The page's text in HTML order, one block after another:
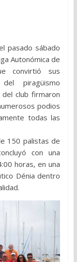
pasado sábado
Autonómica de
convirtió sus
piragüismo
club firmaron
podios
todas las
150 palistas de
con una
horas, en una
Dénia dentro